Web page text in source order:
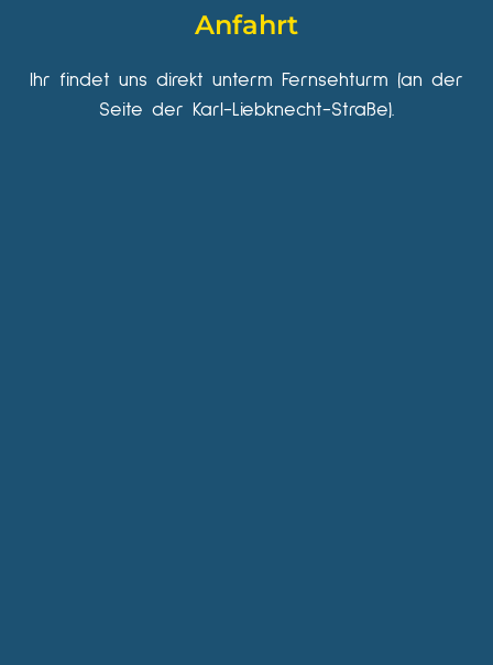
Anfahrt
Ihr findet uns direkt unterm Fernsehturm (an der
Seite der Karl-Liebknecht-Straße).